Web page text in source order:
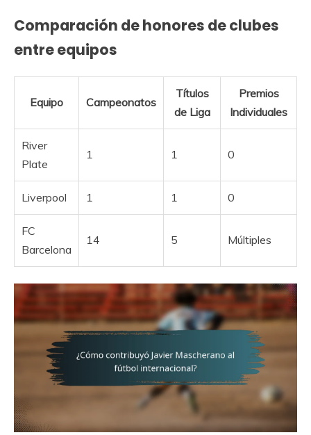
Comparación de honores de clubes
entre equipos
Equipo Campeonatos
Títulos
de Liga
Premios
Individuales
River
Plate
1 1 0
Liverpool 1 1 0
FC
Barcelona
14 5 Múltiples